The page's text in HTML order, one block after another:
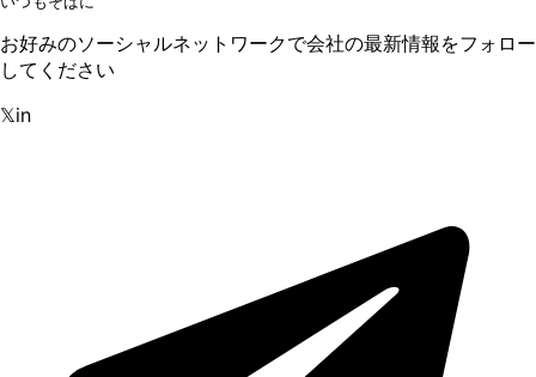
お好みのソーシャルネットワークで会社の最新情報をフォロー
してください
𝕏in